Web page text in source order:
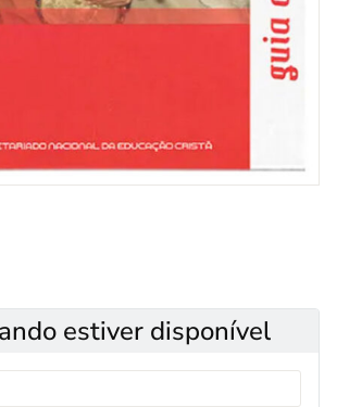
estiver disponível